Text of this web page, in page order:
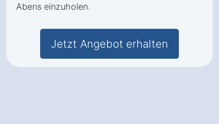
Abens einzuholen.
Jetzt Angebot erhalten